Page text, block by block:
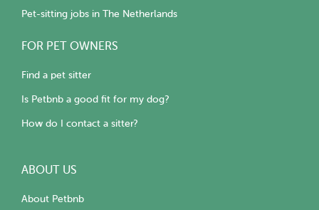
Pet-sitting jobs in The Netherlands
FOR PET OWNERS
Find a pet sitter
Is Petbnb a good fit for my dog?
How do I contact a sitter?
ABOUT US
About Petbnb